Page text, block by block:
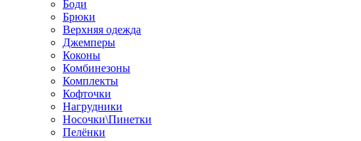
Боди
Брюки
Верхняя одежда
Джемперы
Коконы
Комбинезоны
Комплекты
Кофточки
Нагрудники
Носочки\Пинетки
Пелёнки